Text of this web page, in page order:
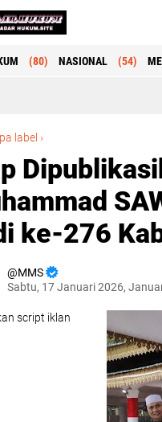
(80) NASIONAL (54)
label ›
ke-276
MMS
Sabtu, 17 Januari 2026,
script iklan